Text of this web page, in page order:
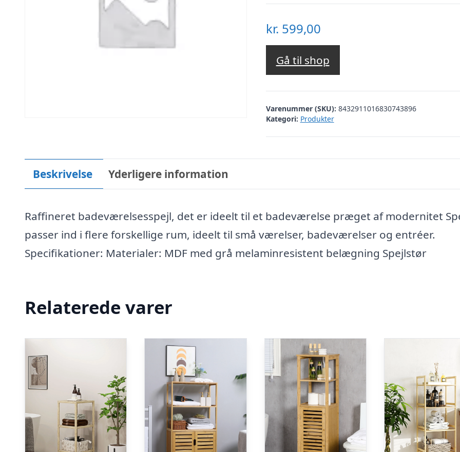
kr. 599,00
Gå til shop
Varenummer (SKU): 8432911016830743896
Kategori: Produkter
Beskrivelse Yderligere information
Raffineret badeværelsesspejl, det er ideelt til et badeværelse præget af modernitet
passer ind i flere forskellige rum, ideelt til små værelser, badeværelser og entréer.
Specifikationer: Materialer: MDF med grå melaminresistent belægning Spejlstør
Relaterede varer